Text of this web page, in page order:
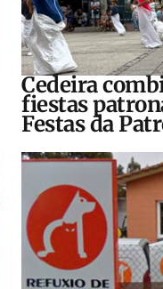
Cedeira
fiestas
Festas da